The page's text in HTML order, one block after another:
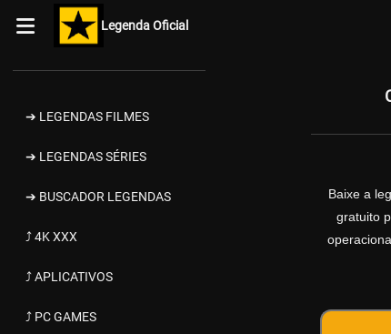
Legenda Oficial
➔ LEGENDAS FILMES
➔ LEGENDAS SÉRIES
➔ BUSCADOR LEGENDAS
⤴ 4K XXX
⤴ APLICATIVOS
⤴ PC GAMES
Baixe a
gratuito